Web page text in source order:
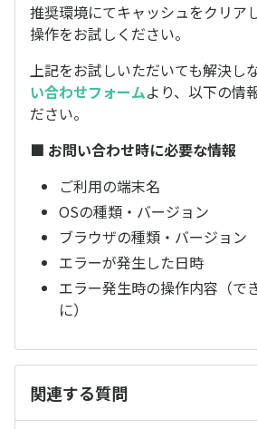
推奨環境にてキャッシュをクリア
操作をお試しください。
上記をお試しいただいても解決し
い合わせフォームより、以下の情
ださい。
■ お問い合わせ時に必要な情報
ご利用の端末名
OSの種類・バージョン
ブラウザの種類・バージョン
エラーが発生した日時
エラー発生時の操作内容（で
に）
関連する質問